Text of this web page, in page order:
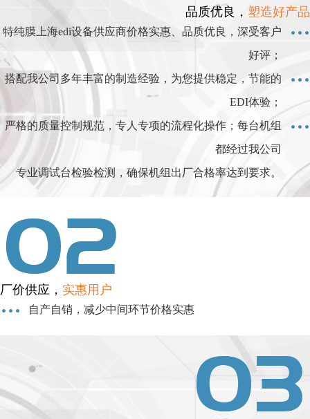
品质优良， 塑造好产品
特纯膜上海edi设备供应商价格实惠、品质优良，深受客户
好评；
搭配我公司多年丰富的制造经验，为您提供稳定，节能的
EDI体验；
严格的质量控制规范，专人专项的流程化操作；每台机组
都经过我公司
专业调试台检验检测，确保机组出厂合格率达到要求。
厂价供应， 实惠用户
自产自销，减少中间环节价格实惠